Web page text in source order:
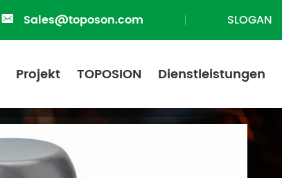
 Sales@toposon.com SLOGAN
Projekt TOPOSION Dienstleistungen